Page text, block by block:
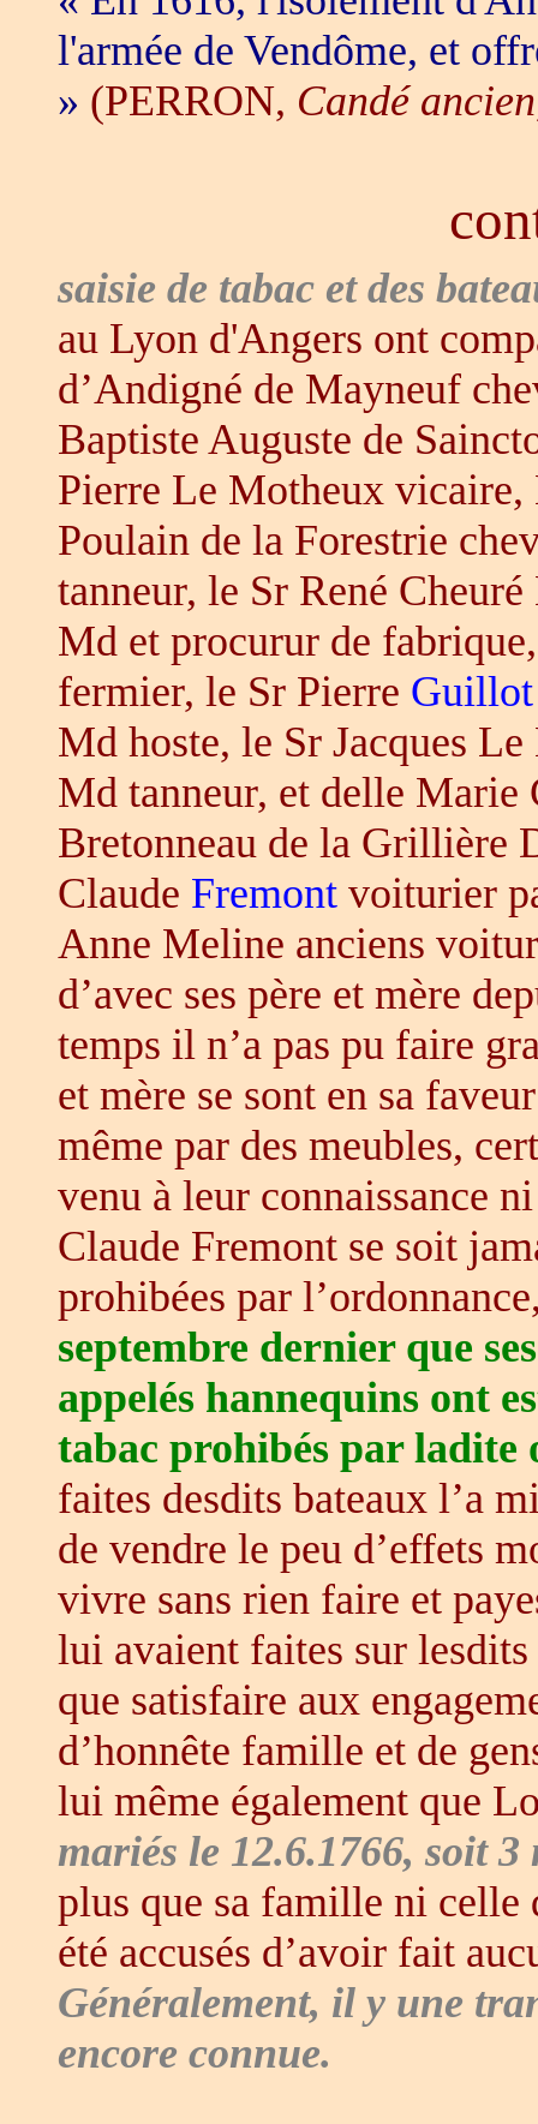
l'armée de Vendôme, et
» (PERRON, Candé
saisie de tabac et des
au Lyon d'Angers ont
d’Andigné de Mayneuf
Baptiste Auguste de
Pierre Le Motheux
Poulain de la Forestrie
tanneur, le Sr René
Md et procurur de
fermier, le Sr Pierre Guillot
Md hoste, le Sr Jacques
Md tanneur, et delle
Bretonneau de la Grillière
Claude Fremont voiturier
Anne Meline anciens
d’avec ses père et mère
temps il n’a pas pu faire
et mère se sont en sa
même par des meubles,
venu à leur connaissance
Claude Fremont se soit
prohibées par
septembre dernier que
appelés hannequins ont
tabac prohibés par ladite
faites desdits bateaux l’a
de vendre le peu d’effets
vivre sans rien faire et
lui avaient faites sur
que satisfaire aux
d’honnête famille et de
lui même également que
mariés le 12.6.1766, soit
plus que sa famille ni celle
été accusés d’avoir fait
Généralement, il y une
encore connue.